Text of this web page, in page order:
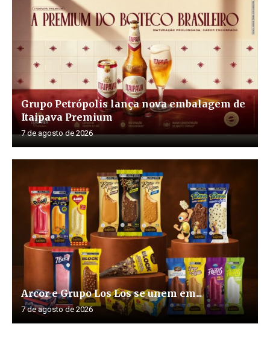
Grupo Petrópolis lança nova embalagem de
Itaipava Premium
7 de agosto de 2026
Arcor e Grupo Los Los se unem em...
7 de agosto de 2026